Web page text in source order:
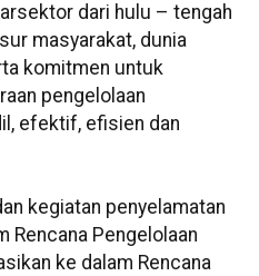
dari hulu – tengah
masyarakat, dunia
komitmen untuk
pengelolaan
efektif, efisien dan
kegiatan penyelamatan
Rencana Pengelolaan
ke dalam Rencana